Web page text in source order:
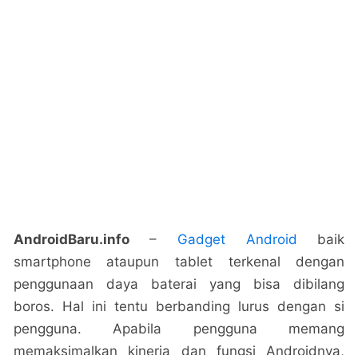
AndroidBaru.info– Gadget Android baik
smartphone ataupun tablet terkenal dengan
penggunaan daya baterai yang bisa dibilang
boros. Hal ini tentu berbanding lurus dengan si
pengguna. Apabila pengguna memang
memaksimalkan kinerja dan fungsi Androidnya,